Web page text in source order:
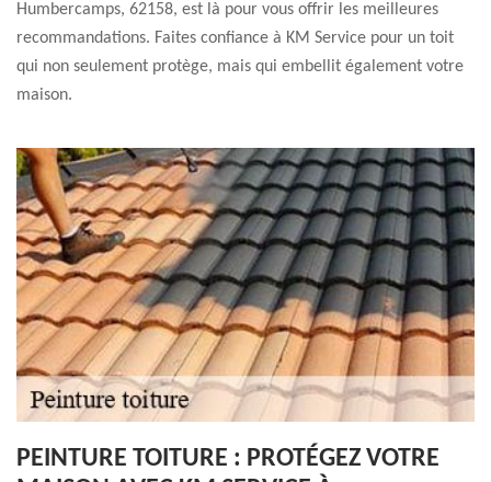
Humbercamps, 62158, est là pour vous offrir les meilleures
recommandations. Faites confiance à KM Service pour un toit
qui non seulement protège, mais qui embellit également votre
maison.
PEINTURE TOITURE : PROTÉGEZ VOTRE